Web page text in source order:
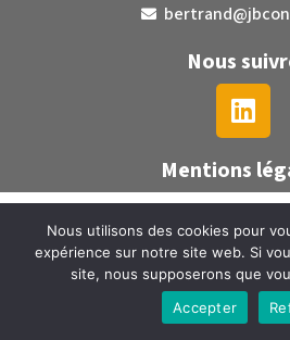
Nous
Mentions
Nous utilisons des cookies pour
expérience sur notre site web. Si
site, nous supposerons que
Accepter